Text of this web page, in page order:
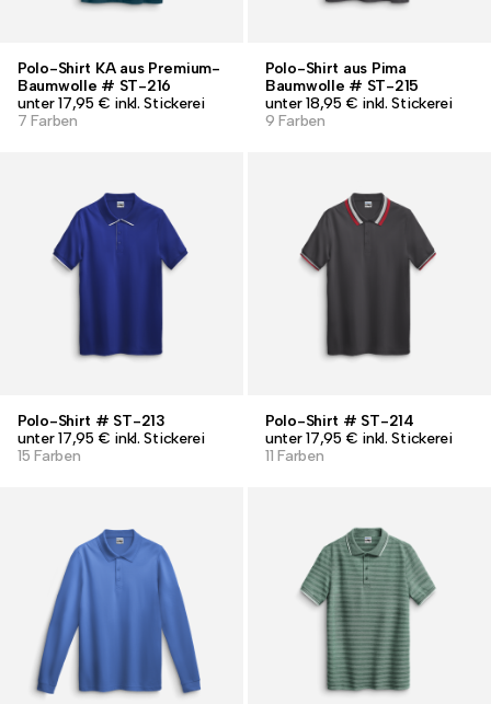
Polo-Shirt KA aus Premium-
Baumwolle # ST-216
unter 17,95 € inkl. Stickerei
7 Farben
Polo-Shirt aus Pima
Baumwolle # ST-215
unter 18,95 € inkl. Stickerei
9 Farben
Polo-Shirt # ST-213
unter 17,95 € inkl. Stickerei
15 Farben
Polo-Shirt # ST-214
unter 17,95 € inkl. Stickerei
11 Farben